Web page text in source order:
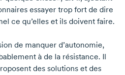
essayer trop fort de dire
ce qu’elles et ils doivent faire.
de manquer d’autonomie,
à de la résistance. Il
des solutions et des